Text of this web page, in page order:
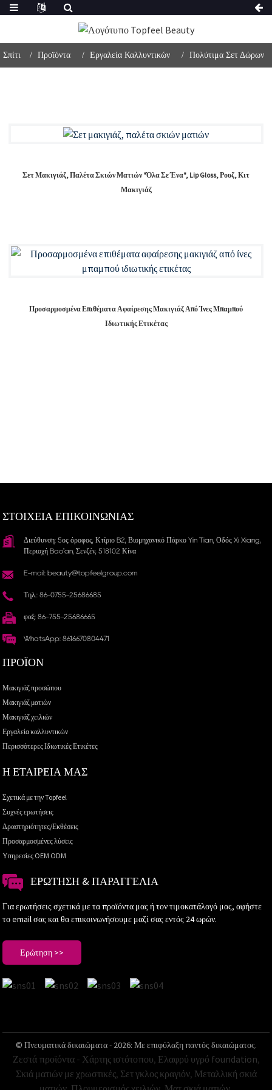
Σπίτι Προϊόντα Εργαλεία Καλλυντικών Πολύτιμα Σετ Δώρων
Σετ Μακιγιάζ, Παλέτα Σκιών Ματιών "όλα Σε Ένα", Lip Gloss, Ρουζ, Κιτ
Μακιγιάζ
Προσαρμοσμένα Επιθέματα Αφαίρεσης Μακιγιάζ Από Ίνες Μπαμπού
Ιδιωτικής Ετικέτας
ΣΤΟΙΧΕΙΑ ΕΠΙΚΟΙΝΩΝΙΑΣ
Διεύθυνση: 5ος όροφος, Κτίριο B2, Βιομηχανικό Πάρκο Yin Tian, ​​Οδός Xi Xiang,
Περιοχή Bao'an, Σενζέν, 518102 Κίνα
E-mail: beauty@topfeelgroup.com
Τηλ.: 86-0755-25686685
φαξ: 86-755-25686665
WhatsApp: 8616670804471
ΠΡΟΪΌΝ
Μακιγιάζ προσώπου
Μακιγιάζ ματιών
Μακιγιάζ χειλιών
Εργαλεία καλλυντικών
Περισσότερες Ιδιωτικές Ετικέτες
Η ΕΤΑΙΡΕΙΑ ΜΑΣ
Σχετικά με την Topfeel
Συχνές ερωτήσεις
Δραστηριότητες/Εκθέσεις
Προσαρμοσμένες λύσεις
Υπηρεσίες OEM ODM
ΕΡΏΤΗΣΗ & ΠΑΡΑΓΓΕΛΊΑ
Για ερωτήσεις σχετικά με τα προϊόντα μας ή τον τιμοκατάλογό μας, αφήστε
το email σας και θα επικοινωνήσουμε μαζί σας εντός 24 ωρών.
Ερώτηση >>
© Πνευματικά δικαιώματα - 2026: Με επιφύλαξη παντός δικαιώματος.
Ζεστά προϊόντα- Χάρτης ιστότοπου, Ελαφρύ υγρό foundation,
Σκιά ματιών με χρωστικές, Σετ γκλος κραγιόν, Μεταλλική σκιά